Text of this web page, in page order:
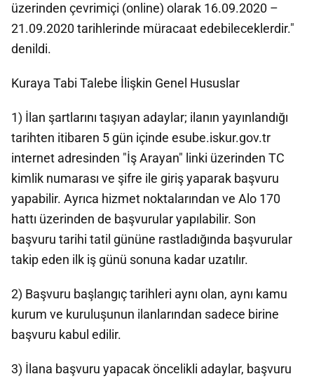
üzerinden çevrimiçi (online) olarak 16.09.2020 –
21.09.2020 tarihlerinde müracaat edebileceklerdir."
denildi.
Kuraya Tabi Talebe İlişkin Genel Hususlar
1) İlan şartlarını taşıyan adaylar; ilanın yayınlandığı
tarihten itibaren 5 gün içinde esube.iskur.gov.tr
internet adresinden "İş Arayan" linki üzerinden TC
kimlik numarası ve şifre ile giriş yaparak başvuru
yapabilir. Ayrıca hizmet noktalarından ve Alo 170
hattı üzerinden de başvurular yapılabilir. Son
başvuru tarihi tatil gününe rastladığında başvurular
takip eden ilk iş günü sonuna kadar uzatılır.
2) Başvuru başlangıç tarihleri aynı olan, aynı kamu
kurum ve kuruluşunun ilanlarından sadece birine
başvuru kabul edilir.
3) İlana başvuru yapacak öncelikli adaylar, başvuru